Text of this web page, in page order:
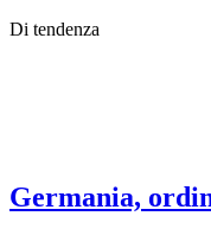
Di tendenza
Germania,